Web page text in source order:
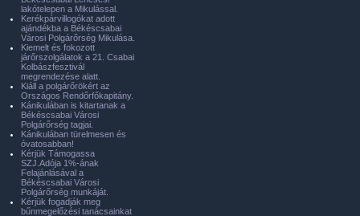
lakótelepen a Mikulással.
Kerékpárvillogókat adott
ajándékba a Békéscsabai
Városi Polgárőrség Mikulása.
Kiemelt és fokozott
járőrszolgálatok a 21. Csabai
Kolbászfesztivál
megrendezése alatt.
Kiáll a polgárőrökért az
Országos Rendőrfőkapitány.
Kánikulában is kitartanak a
Békéscsabai Városi
Polgárőrség tagjai.
Kánikulában türelmesen és
óvatosabban!
Kérjük Támogassa
SZJ.Adója 1%-ának
Felajánlásával a
Békéscsabai Városi
Polgárőrség munkáját.
Kérjük fogadják meg
bűnmegelőzési tanácsainkat